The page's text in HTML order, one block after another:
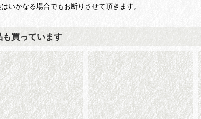
いかなる場合でもお断りさせて頂きます。
も買っています